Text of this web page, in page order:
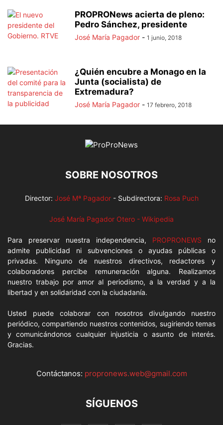
PROPRONews acierta de pleno:
Pedro Sánchez, presidente
José María Pagador - 1 junio, 2018
¿Quién encubre a Monago en la
Junta (socialista) de
Extremadura?
José María Pagador - 17 febrero, 2018
SOBRE NOSOTROS
Director: José Mª Pagador- Subdirectora: Rosa Puch
José María Pagador Otero - Wikipedia
Para preservar nuestra independencia, PROPRONEWS no
admite publicidad ni subvenciones o ayudas públicas o
privadas. Ninguno de nuestros directivos, redactores y
colaboradores percibe remuneración alguna. Realizamos
nuestro trabajo por amor al periodismo, a la verdad y a la
libertad y en solidaridad con la ciudadanía.
Usted puede colaborar con nosotros divulgando nuestro
periódico, compartiendo nuestros contenidos, sugiriendo temas
y comunicándonos cualquier injusticia o asunto de interés.
Gracias.
Contáctanos: propronews.web@gmail.com
SÍGUENOS